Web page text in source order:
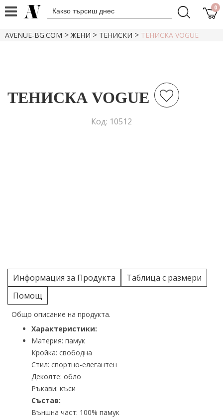
0
AVENUE-BG.COM >ЖЕНИ > ТЕНИСКИ > ТЕНИСКА VOGUE
ТЕНИСКА VOGUE
Код: 10512
Информация за Продукта
Таблица с размери
Помощ
Общо описание на продукта.
Характеристики:
Материя: памук
Кройка: свободна
Стил: спортно-елегантен
Деколте: обло
Ръкави: къси
Състав:
Външна част: 100% памук